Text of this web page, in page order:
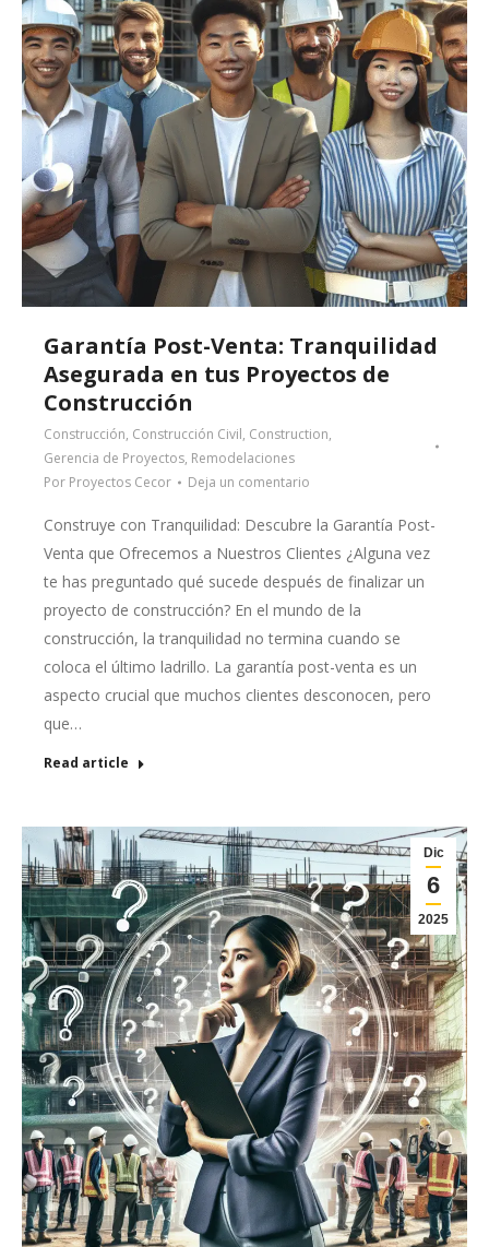
Garantía Post-Venta: Tranquilidad
Asegurada en tus Proyectos de
Construcción
Construcción, Construcción Civil, Construction,
Gerencia de Proyectos, Remodelaciones
Por Proyectos Cecor Deja un comentario
Construye con Tranquilidad: Descubre la Garantía Post-
Venta que Ofrecemos a Nuestros Clientes ¿Alguna vez
te has preguntado qué sucede después de finalizar un
proyecto de construcción? En el mundo de la
construcción, la tranquilidad no termina cuando se
coloca el último ladrillo. La garantía post-venta es un
aspecto crucial que muchos clientes desconocen, pero
que…
Read article
Dic
6
2025